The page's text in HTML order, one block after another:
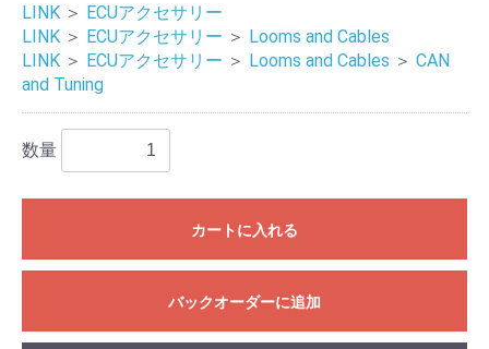
LINK ＞ ECUアクセサリー
LINK ＞ ECUアクセサリー ＞ Looms and Cables
LINK ＞ ECUアクセサリー ＞ Looms and Cables ＞ CAN
and Tuning
数量
カートに入れる
バックオーダーに追加